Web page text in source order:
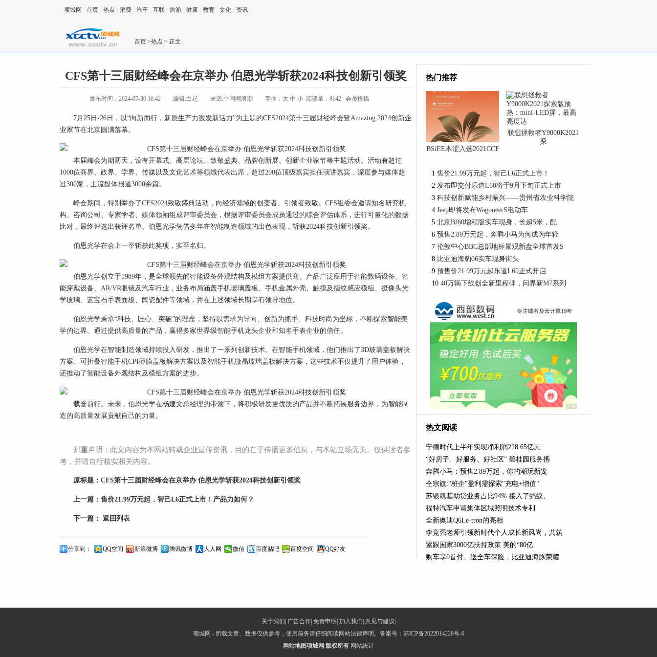
项城网 首页 热点 消费 汽车 互联 旅游 健康 教育 文化 资讯
首页 >热点 > 正文
CFS第十三届财经峰会在京举办 伯恩光学斩获2024科技创新引领奖
发布时间：2024-07-30 10:42 编辑:白起 来源:中国网浪潮 字体： 大 中 小 阅读量：8142 会员投稿
7月25日-26日，以“向新而行，新质生产力激发新活力”为主题的CFS2024第十三届财经峰会暨Amazing 2024创新企
业家节在北京圆满落幕。
本届峰会为期两天，设有开幕式、高层论坛、致敬盛典、品牌创新展、创新企业家节等主题活动。活动有超过
1000位商界、政界、学界、传媒以及文化艺术等领域代表出席，超过200位顶级嘉宾担任演讲嘉宾，深度参与媒体超
过300家，主流媒体报道3000余篇。
峰会期间，特别举办了CFS2024致敬盛典活动，向经济领域的创变者、引领者致敬。CFS组委会邀请知名研究机
构、咨询公司、专家学者、媒体领袖组成评审委员会，根据评审委员会成员通过的综合评估体系，进行可量化的数据
比对，最终评选出获评名单。伯恩光学凭借多年在智能制造领域的出色表现，斩获2024科技创新引领奖。
伯恩光学在会上一举斩获此奖项，实至名归。
伯恩光学创立于1989年，是全球领先的智能设备外观结构及模组方案提供商。产品广泛应用于智能数码设备、智
能穿戴设备、AR/VR眼镜及汽车行业，业务布局涵盖手机玻璃盖板、手机金属外壳、触摸及指纹感应模组、摄像头光
学玻璃、蓝宝石手表面板、陶瓷配件等领域，并在上述领域长期享有领导地位。
伯恩光学秉承“科技、匠心、突破”的理念，坚持以需求为导向、创新为抓手、科技时尚为坐标，不断探索智能美
学的边界。通过提供高质量的产品，赢得多家世界级智能手机龙头企业和知名手表企业的信任。
伯恩光学在智能制造领域持续投入研发，推出了一系列创新技术。在智能手机领域，他们推出了3D玻璃盖板解决
方案、可折叠智能手机CPI薄膜盖板解决方案以及智能手机微晶玻璃盖板解决方案，这些技术不仅提升了用户体验，
还推动了智能设备外观结构及模组方案的进步。
载誉前行。未来，伯恩光学在杨建文总经理的带领下，将积极研发更优质的产品并不断拓展服务边界，为智能制
造的高质量发展贡献自己的力量。
郑重声明：此文内容为本网站转载企业宣传资讯，目的在于传播更多信息，与本站立场无关。仅供读者参
考，并请自行核实相关内容。
原标题： CFS第十三届财经峰会在京举办 伯恩光学斩获2024科技创新引领奖
上一篇： 售价21.99万元起，智己L6正式上市！产品力如何？
下一篇： 返回列表
分享到： QQ空间 新浪微博 腾讯微博 人人网 微信 百度贴吧 百度空间 QQ好友
热门推荐
BSiEE本涩入选2021CCF
联想拯救者Y9000K2021
探
1 售价21.99万元起，智己L6正式上市！
2 发布即交付乐道L60将于9月下旬正式上市
3 科技创新赋能乡村振兴——贵州省农业科学院
4 Jeep即将发布WagoneerS电动车
5 北京BJ60增程版实车现身，长超5米，配
6 预售2.89万元起，奔腾小马为何成为年轻
7 伦敦中心BBC总部地标景观新盘全球首发S
8 比亚迪海豹06实车现身街头
9 预售价21.99万元起乐道L60正式开启
10 40万辆下线创全新里程碑，问界新M7系列
热文阅读
宁德时代上半年实现净利润228.65亿元
“好房子、好服务、好社区” 碧桂园服务携
奔腾小马：预售2.89万起，你的潮玩新宠
仝宗旗:"桩企"盈利需探索"充电+增值"
苏银凯基助贷业务占比94%:接入了蚂蚁、
福特汽车申请集体区域照明技术专利
全新奥迪Q6Le-tron的亮相
李竞强老师引领新时代个人成长新风尚，共筑
紧跟国家3000亿扶持政策 美的“80亿
购车享0首付、送全车保险，比亚迪海豚荣耀
关于我们 广告合作 免责申明 加入我们 意见与建议
项城网 - 所载文章、数据仅供参考，使用前务请仔细阅读网站法律声明。备案号： 苏ICP备2022014228号-6
网站地图项城网 版权所有 网站统计